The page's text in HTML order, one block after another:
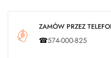
ZAMÓW PRZEZ
☎574-000-825